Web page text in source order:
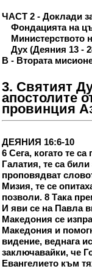
ЧАСТ 2 - Доклади
Фондацията на
Министерството
Дух (Деяния 13 -
В - Втората
3. Святият
апостолите
провинция
ДЕЯНИЯ 16:6-10
6 Сега, когато те
Галатия, те са
проповядват
Мизия, те се
позволи. 8 Така
И яви се на Павла
Македония се
Македония и
видение, веднага
заключавайки, че
Евангелието към